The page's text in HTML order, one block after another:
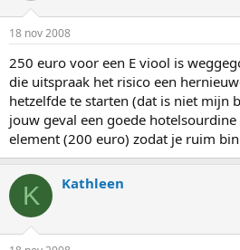
18 nov 2008
250 euro voor een E viool is
die uitspraak het risico een
hetzelfde te starten (dat is niet mijn
jouw geval een goede
element (200 euro) zodat je ruim
K Kathleen